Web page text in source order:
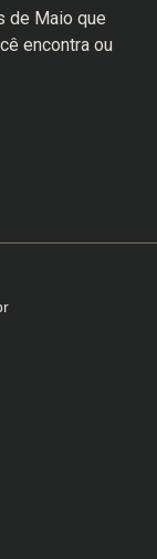
de Maio que
encontra ou